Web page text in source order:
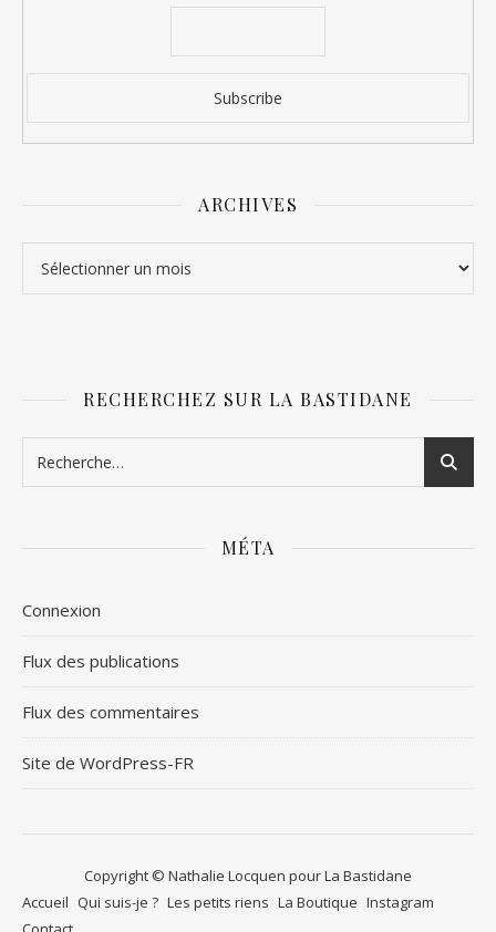
ARCHIVES
RECHERCHEZ SUR LA BASTIDANE
MÉTA
Connexion
Flux des publications
Flux des commentaires
Site de WordPress-FR
Copyright © Nathalie Locquen pour La Bastidane
Accueil Qui suis-je ? Les petits riens La Boutique Instagram